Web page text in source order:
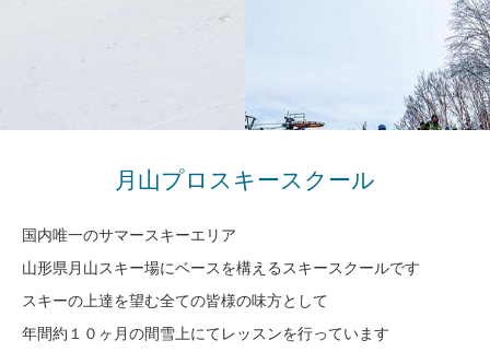
月山プロスキースクール
国内唯一のサマースキーエリア
山形県月山スキー場にベースを構えるスキースクールです
スキーの上達を望む全ての皆様の味方として
年間約１０ヶ月の間雪上にてレッスンを行っています